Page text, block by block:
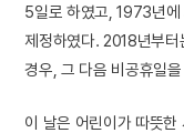
5일로 하였고, 1973년에
제정하였다. 2018년부터
경우, 그 다음 비공휴일
이 날은 어린이가 따뜻한